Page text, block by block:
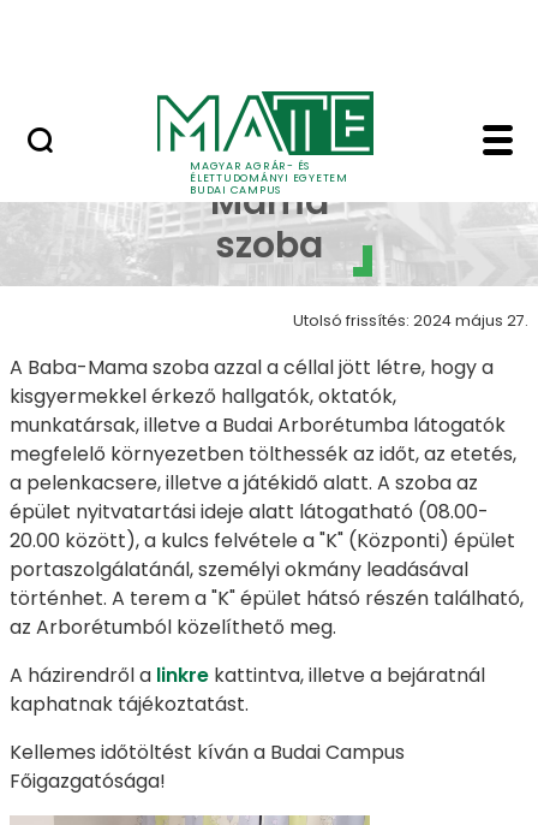
MAGYAR AGRÁR- ÉS
ÉLETTUDOMÁNYI EGYETEM
BUDAI CAMPUS
Baba-Mama szoba -
Baba-
Mama
szoba
Utolsó frissítés: 2024 május 27.
A Baba-Mama szoba azzal a céllal jött létre, hogy a
kisgyermekkel érkező hallgatók, oktatók,
munkatársak, illetve a Budai Arborétumba látogatók
megfelelő környezetben tölthessék az időt, az etetés,
a pelenkacsere, illetve a játékidő alatt. A szoba az
épület nyitvatartási ideje alatt látogatható (08.00-
20.00 között), a kulcs felvétele a "K" (Központi) épület
portaszolgálatánál, személyi okmány leadásával
történhet. A terem a "K" épület hátsó részén található,
az Arborétumból közelíthető meg.
A házirendről a linkre kattintva, illetve a bejáratnál
kaphatnak tájékoztatást.
Kellemes időtöltést kíván a Budai Campus
Főigazgatósága!